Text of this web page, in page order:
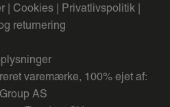
| Cookies | Privatlivspolitik |
returnering
varemærke, 100% ejet af:
AS